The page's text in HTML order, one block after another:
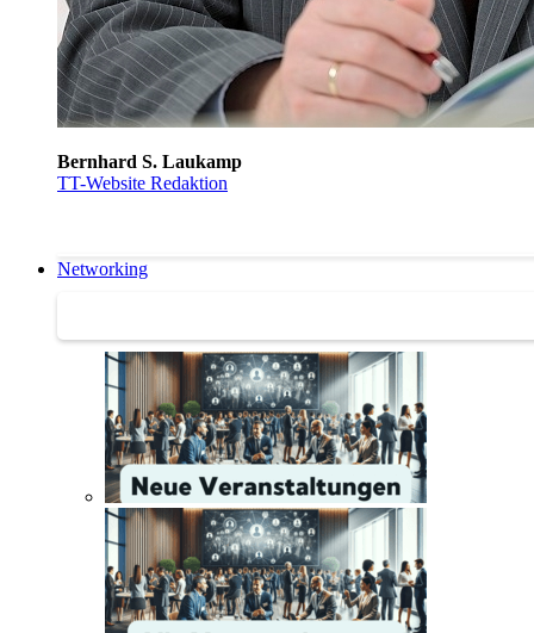
Bernhard S. Laukamp
TT-Website Redaktion
Networking